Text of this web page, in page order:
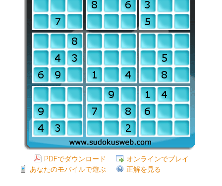
PDFでダウンロード
オンラインでプレイ
あなたのモバイルで遊ぶ
正解を見る